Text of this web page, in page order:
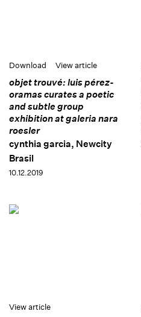
Download View article
objet trouvé: luis pérez-
oramas curates a poetic
and subtle group
exhibition at galeria nara
roesler
cynthia garcia, Newcity
Brasil
10.12.2019
View article